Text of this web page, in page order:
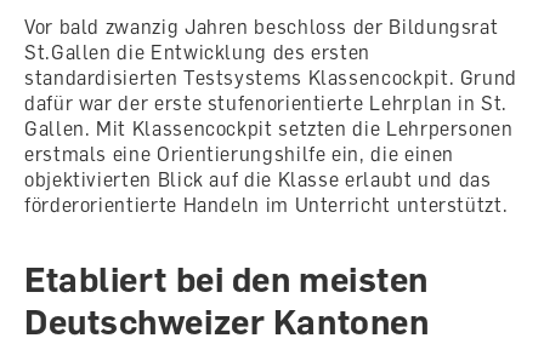
Vor bald zwanzig Jahren beschloss der Bildungsrat
St.Gallen die Entwicklung des ersten
standardisierten Testsystems Klassencockpit. Grund
dafür war der erste stufenorientierte Lehrplan in St.
Gallen. Mit Klassencockpit setzten die Lehrpersonen
erstmals eine Orientierungshilfe ein, die einen
objektivierten Blick auf die Klasse erlaubt und das
förderorientierte Handeln im Unterricht unterstützt.
Etabliert bei den meisten
Deutschweizer Kantonen